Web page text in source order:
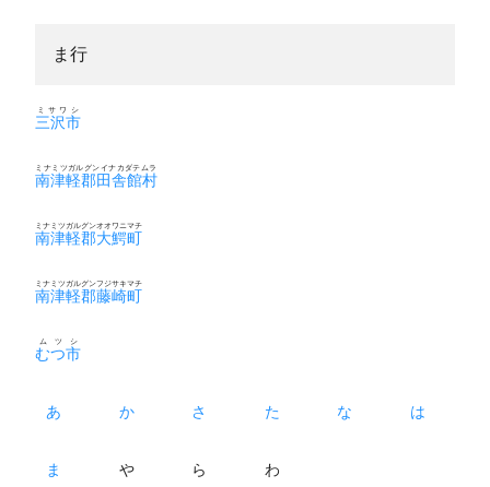
ま行
三沢市
ミサワシ
南津軽郡田舎館村
ミナミツガルグンイナカダテムラ
南津軽郡大鰐町
ミナミツガルグンオオワニマチ
南津軽郡藤崎町
ミナミツガルグンフジサキマチ
むつ市
ムツシ
あ か さ た な は
ま や ら わ